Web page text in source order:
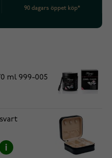
90 dagars öppet köp*
ml 999-005